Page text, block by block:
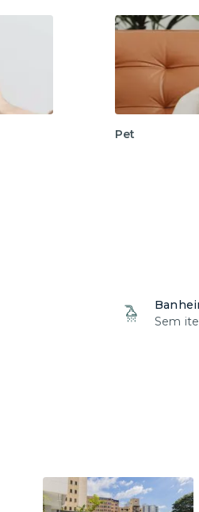
Pet
Sem